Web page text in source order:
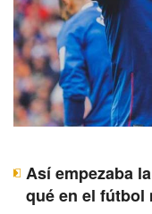
Así empezaba
qué en el fútbol